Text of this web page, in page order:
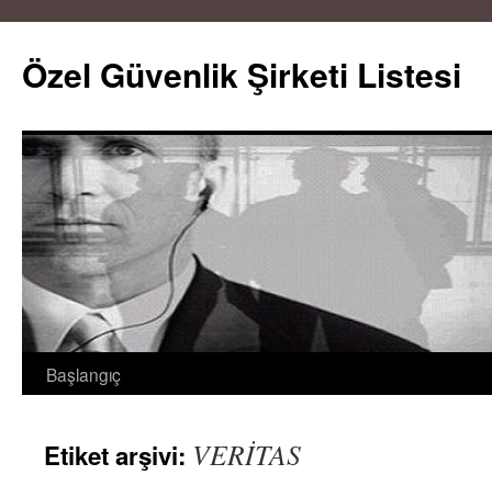
Özel Güvenlik Şirketi Listesi
İçeriğe
Başlangıç
Etiket arşivi: VERİTAS